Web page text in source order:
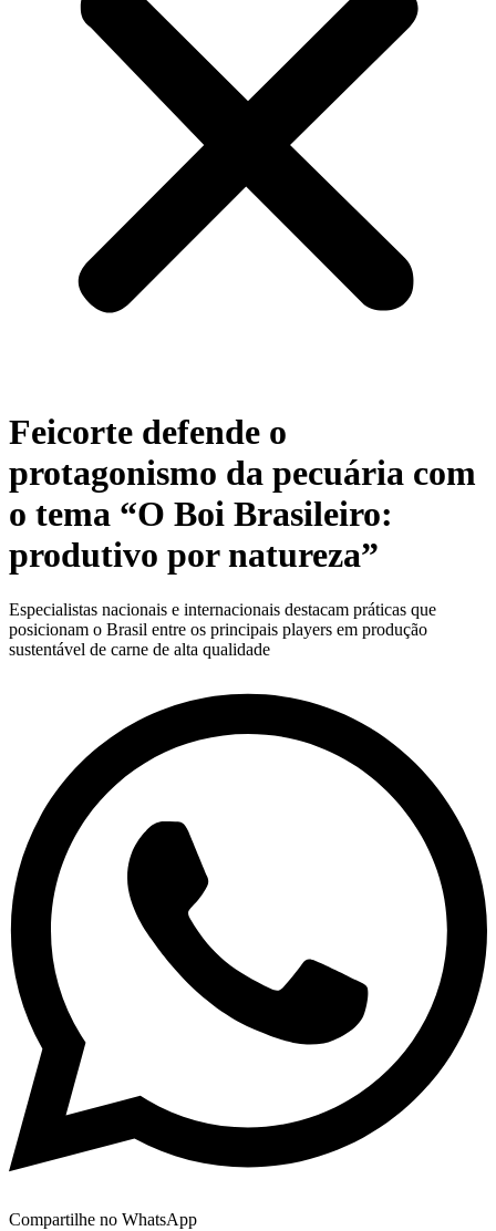
Feicorte defende o
protagonismo da pecuária com
o tema “O Boi Brasileiro:
produtivo por natureza”
Especialistas nacionais e internacionais destacam práticas que
posicionam o Brasil entre os principais players em produção
sustentável de carne de alta qualidade
Compartilhe no WhatsApp